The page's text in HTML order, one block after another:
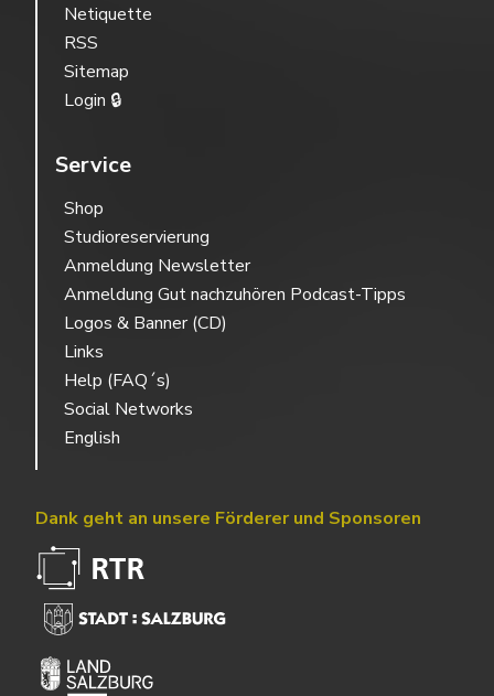
Netiquette
RSS
Sitemap
Login 🔒
Service
Shop
Studioreservierung
Anmeldung Newsletter
Anmeldung Gut nachzuhören Podcast-Tipps
Logos & Banner (CD)
Links
Help (FAQ´s)
Social Networks
English
Dank geht an unsere Förderer und Sponsoren